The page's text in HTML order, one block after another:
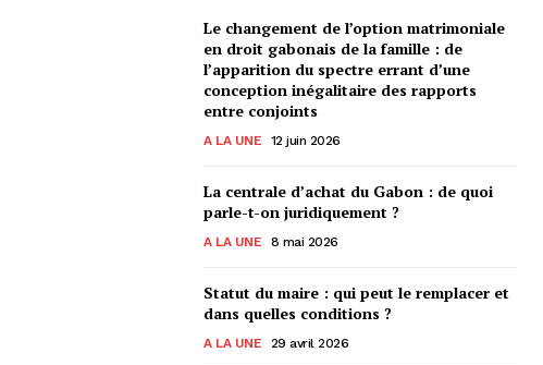
Le changement de l’option matrimoniale
en droit gabonais de la famille : de
l’apparition du spectre errant d’une
conception inégalitaire des rapports
entre conjoints
A LA UNE 12 juin 2026
La centrale d’achat du Gabon : de quoi
parle-t-on juridiquement ?
A LA UNE 8 mai 2026
Statut du maire : qui peut le remplacer et
dans quelles conditions ?
A LA UNE 29 avril 2026